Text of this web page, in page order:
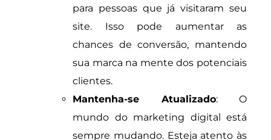
para pessoas que já visitaram seu
site. Isso pode aumentar as
chances de conversão, mantendo
sua marca na mente dos potenciais
clientes.
Mantenha-se Atualizado: O
mundo do marketing digital está
sempre mudando. Esteja atento às